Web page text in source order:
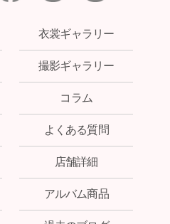
衣裳ギャラリー
撮影ギャラリー
コラム
よくある質問
店舗詳細
アルバム商品